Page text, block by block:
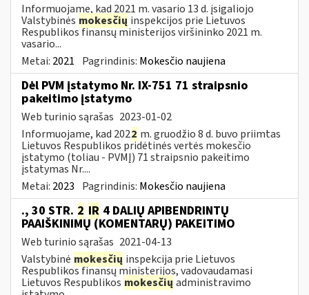
Informuojame, kad 2021 m. vasario 13 d. įsigaliojo
Valstybinės mokesčių inspekcijos prie Lietuvos
Respublikos finansų ministerijos viršininko 2021 m.
vasario...
Metai: 2021 Pagrindinis: Mokesčio naujiena
Dėl PVM įstatymo Nr. IX-751 71 straipsnio
pakeitimo įstatymo
Web turinio sąrašas 2023-01-02
Informuojame, kad 2022 m. gruodžio 8 d. buvo priimtas
Lietuvos Respublikos pridėtinės vertės mokesčio
įstatymo (toliau ­- PVMĮ) 71 straipsnio pakeitimo
įstatymas Nr....
Metai: 2023 Pagrindinis: Mokesčio naujiena
., 30 STR. 2 IR 4 DALIŲ APIBENDRINTŲ
PAAIŠKINIMŲ (KOMENTARŲ) PAKEITIMO
Web turinio sąrašas 2021-04-13
Valstybinė mokesčių inspekcija prie Lietuvos
Respublikos finansų ministerijos, vadovaudamasi
Lietuvos Respublikos mokesčių administravimo